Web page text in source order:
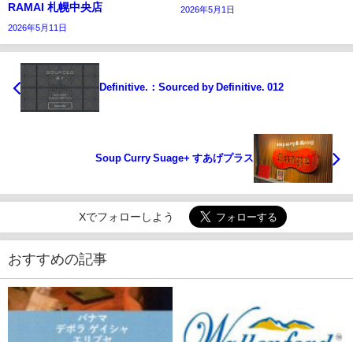
RAMAI 札幌中央店
2026年5月11日
2026年5月1日
Definitive.：Sourced by Definitive. 012
Soup Curry Suage+ すあげプラス
Xでフォローしよう
おすすめの記事